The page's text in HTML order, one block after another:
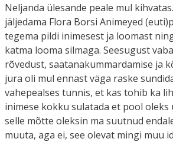
Neljanda ülesande peale mul
jäljedama Flora Borsi Animeyed
tegema pildi inimesest ja loomast
katma looma silmaga. Seesugust
rõvedust, saatanakummardamise ja
jura oli mul ennast väga raske
vahepealses tunnis, et kas tohib ka
inimese kokku sulatada et pool oleks
selle mõtte oleksin ma suutnud
muuta, aga ei, see olevat mingi muu